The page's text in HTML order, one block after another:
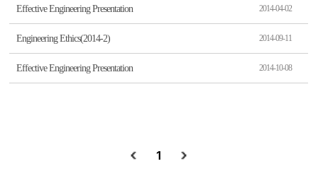
Effective Engineering Presentation 2014-04-02
Engineering Ethics(2014-2) 2014-09-11
Effective Engineering Presentation 2014-10-08
1